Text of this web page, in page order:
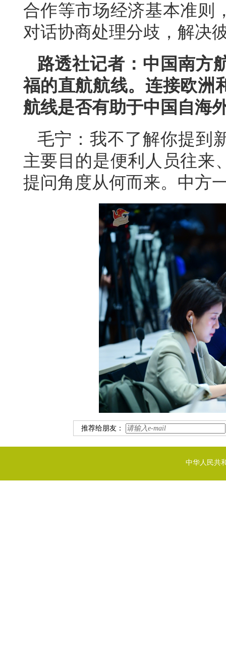
合作等市场经济基本准则
对话协商处理分歧，解决
路透社记者：中国南方
福的直航航线。连接欧洲
航线是否有助于中国自海
毛宁：我不了解你提到
主要目的是便利人员往来
提问角度从何而来。中方
推荐给朋友：
中华人民共